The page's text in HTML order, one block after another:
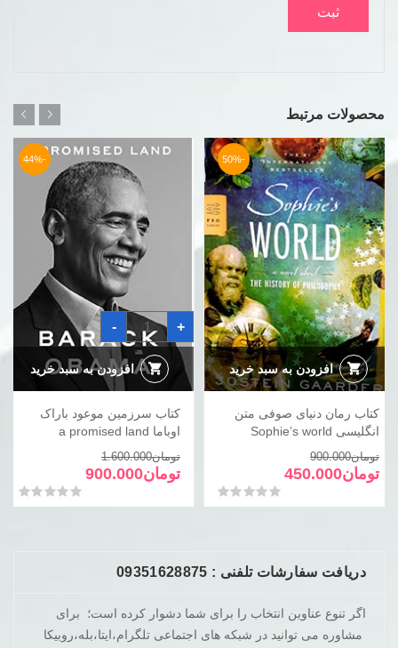
محصولات مرتبط
-50%
افزودن به سبد خرید
کتاب رمان دنیای صوفی متن
انگلیسی Sophie’s world
تومان900.000قیمت
اصلی
تومان900.000
بود.
تومان450.000
قیمت
فعلی
تومان450.000
است.
امتیاز0از 5
-44%
-
کتاب
سرزمین
موعود
باراک
اوباما
a
promised
عدد
+
افزودن به سبد خرید
کتاب سرزمین موعود باراک
اوباما a promised land
تومان1.600.000قیمت
اصلی
بود.
تومان900.000
قیمت
فعلی
تومان900.000
است.
امتیاز0از 5
دریافت سفارشات تلفنی : 09351628875
اگر تنوع عناوین انتخاب را برای شما دشوار کرده است؛ برای
مشاوره می توانید در شبکه های اجتماعی تلگرام،ایتا،بله،روبیکا